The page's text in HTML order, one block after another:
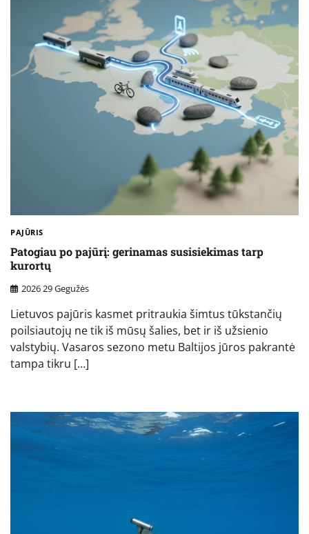
PAJŪRIS
Patogiau po pajūrį: gerinamas susisiekimas tarp
kurortų
2026 29 Gegužės
Lietuvos pajūris kasmet pritraukia šimtus tūkstančių
poilsiautojų ne tik iš mūsų šalies, bet ir iš užsienio
valstybių. Vasaros sezono metu Baltijos jūros pakrantė
tampa tikru […]